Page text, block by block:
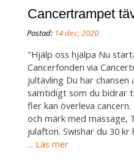
Cancertrampet
"Hjälp oss hjälpa Nu
Cancerfonden via
jultävling Du har chansen
samtidigt som du bidrar
fler kan överleva
och märk med massage,
julafton. Swishar du 30
... Läs mer